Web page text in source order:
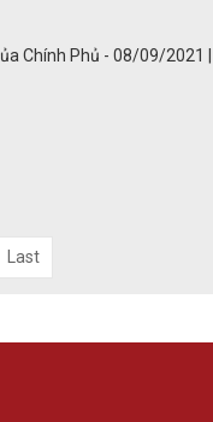
Chính Phủ - 08/09/2021
Last